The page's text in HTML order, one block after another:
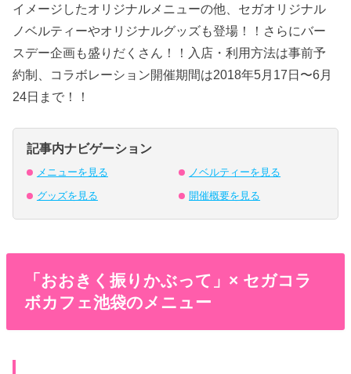
イメージしたオリジナルメニューの他、セガオリジナル
ノベルティーやオリジナルグッズも登場！！さらにバー
スデー企画も盛りだくさん！！入店・利用方法は事前予
約制、コラボレーション開催期間は2018年5月17日〜6月
24日まで！！
記事内ナビゲーション
メニューを見る ノベルティーを見る
グッズを見る 開催概要を見る
「おおきく振りかぶって」× セガコラ
ボカフェ池袋のメニュー